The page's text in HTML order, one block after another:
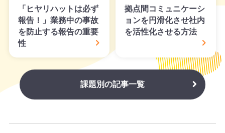
「ヒヤリハットは必ず
報告！」業務中の事故
を防止する報告の重要
性
拠点間コミュニケーシ
ョンを円滑化させ社内
を活性化させる方法
課題別の記事一覧